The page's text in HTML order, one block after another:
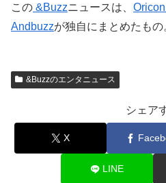
この &Buzzニュースは、
Andbuzzが独自にまとめたもの
&Buzzのエンタニュース
シェア
X
LINE